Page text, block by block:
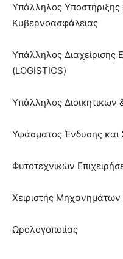
Υπάλληλος
Κυβερνοασφάλειας
Υπάλληλος Διαχείρισης
(LOGISTICS)
Υπάλληλος Διοικητικών
Υφάσματος Ένδυσης και
Φυτοτεχνικών
Χειριστής
Ωρολογοποιίας